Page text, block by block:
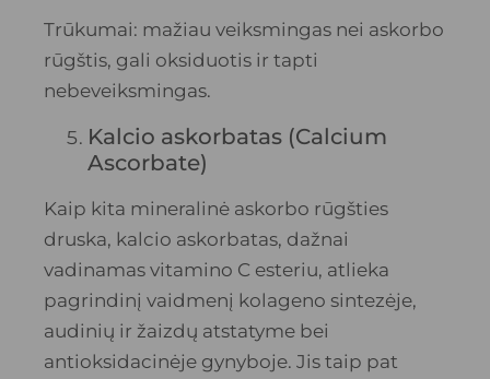
Trūkumai: mažiau veiksmingas nei askorbo
rūgštis, gali oksiduotis ir tapti
nebeveiksmingas.
Kalcio askorbatas (Calcium
Ascorbate)
Kaip kita mineralinė askorbo rūgšties
druska, kalcio askorbatas, dažnai
vadinamas vitamino C esteriu, atlieka
pagrindinį vaidmenį kolageno sintezėje,
audinių ir žaizdų atstatyme bei
antioksidacinėje gynyboje. Jis taip pat